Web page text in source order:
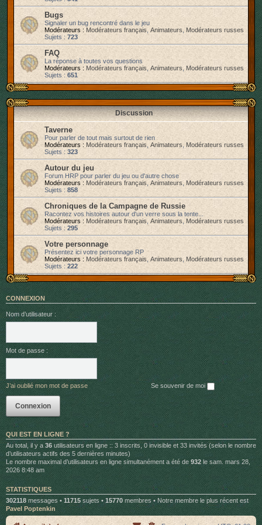
Bugs
Signaler un bug rencontré dans le jeu
Modérateurs : Modérateurs français Animateurs
Modérateurs russes
Sujets : 723
FAQ
La réponse à toutes vos questions
Modérateurs : Modérateurs français Animateurs, Modérateurs russes
Sujets : 651
Discussion
Taverne
Pour parler de tout mais surtout de rien
Modérateurs : Modérateurs français Animateurs
Modérateurs russes
Sujets : 323
Autour du jeu
Forum HRP pour parler du jeu ou d'autre chose
Modérateurs : Modérateurs français Animateurs Modérateurs russes
Sujets : 858
Chroniques de la Campagne de Russie
Racontez vos histoires autour d'un verre sous la tente...
Modérateurs : Modérateurs français Animateurs
Modérateurs russes
Sujets : 295
Votre personnage
Présentez ici votre personnage RP
Modérateurs : Modérateurs français Animateurs, Modérateurs russes
Sujets : 222
CONNEXION
Nom d’utilisateur :
Mot de passe :
J’ai oublié mon mot de passe Se souvenir de moi
QUI EST EN LIGNE ?
Au total, il y a 36 utilisateurs en ligne :: 3 inscrits, 0 invisible et 33 invités (selon le nombre
d’utilisateurs actifs des 5 dernières minutes)
Le nombre maximal d’utilisateurs en ligne simultanément a été de 932 le sam. mars 28,
2026 8:48 am
STATISTIQUES
302118 messages • 11715 sujets • 15770 membres • Notre membre le plus récent est
Pavel Poptenkin